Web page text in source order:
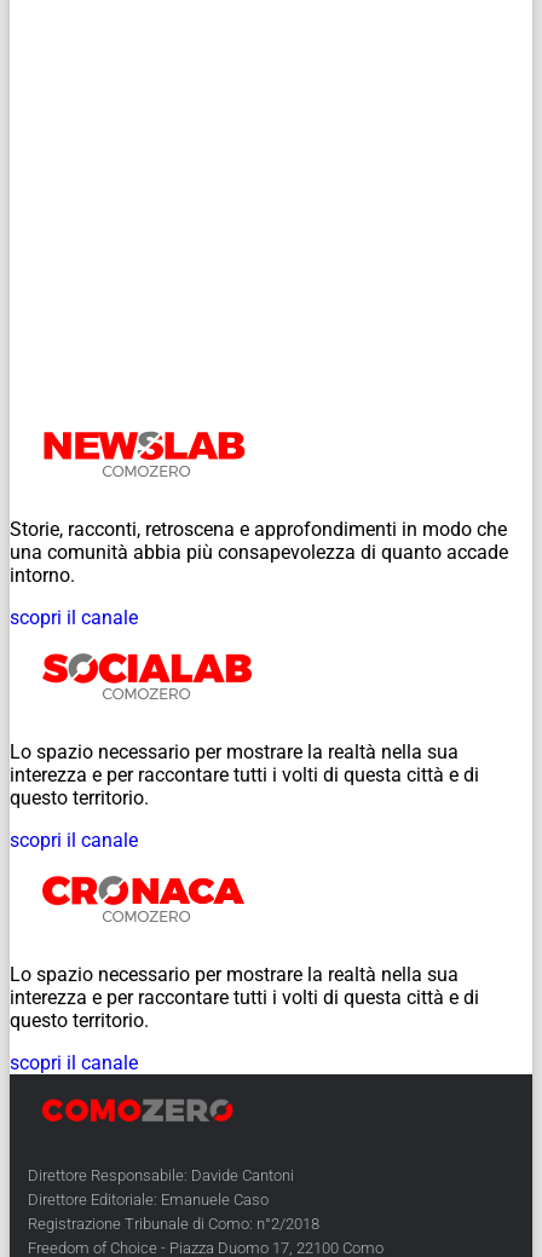
Storie, racconti, retroscena e approfondimenti in modo che
una comunità abbia più consapevolezza di quanto accade
intorno.
scopri il canale
Lo spazio necessario per mostrare la realtà nella sua
interezza e per raccontare tutti i volti di questa città e di
questo territorio.
scopri il canale
Lo spazio necessario per mostrare la realtà nella sua
interezza e per raccontare tutti i volti di questa città e di
questo territorio.
scopri il canale
Direttore Responsabile: Davide Cantoni
Direttore Editoriale: Emanuele Caso
Registrazione Tribunale di Como: n°2/2018
Freedom of Choice - Piazza Duomo 17, 22100 Como